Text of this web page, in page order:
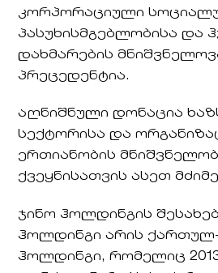
კორპორაციული
პასუხისმგებლობისა და
დახმარების
პრეცედენტია.
აღნიშნული დონაცია
სექტორისა და
ერთიანობის
ქვეყნისათვის ასეთ
ჯინო ჰოლდინგის
ჰოლდინგი არის
ჰოლდინგი, რომელიც